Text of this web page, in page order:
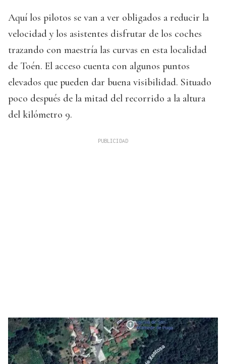
Aquí los pilotos se van a ver obligados a reducir la
velocidad y los asistentes disfrutar de los coches
trazando con maestría las curvas en esta localidad
de Toén. El acceso cuenta con algunos puntos
elevados que pueden dar buena visibilidad. Situado
poco después de la mitad del recorrido a la altura
del kilómetro 9.